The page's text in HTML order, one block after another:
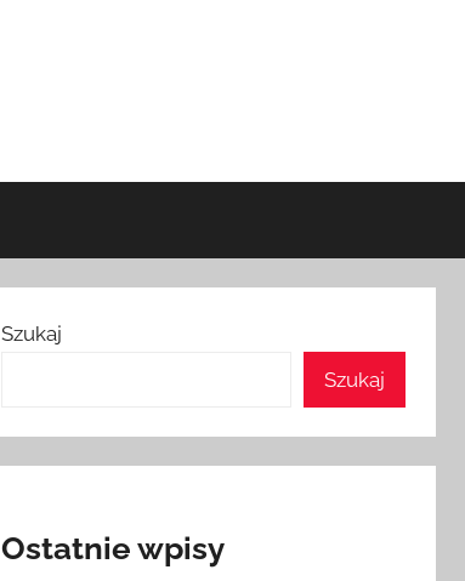
Szukaj
Szukaj
Ostatnie wpisy